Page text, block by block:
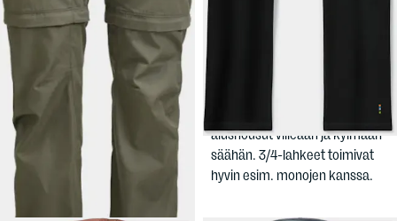
79,90 €
LUNDHAGS
Women's Tived Zip-Off
Pant
Naisten katkolahjehousut
etenkin retkeilyyn lämpimissä
olosuhteissa. Slim fit -istuvuus.
Men's Classic Thermal 3/4
Miesten lämpimät merinovilla-
alushousut viileään ja kylmään
säähän. 3/4-lahkeet toimivat
hyvin esim. monojen kanssa.